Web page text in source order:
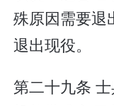
殊原因需要退
退出现役。
第二十九条